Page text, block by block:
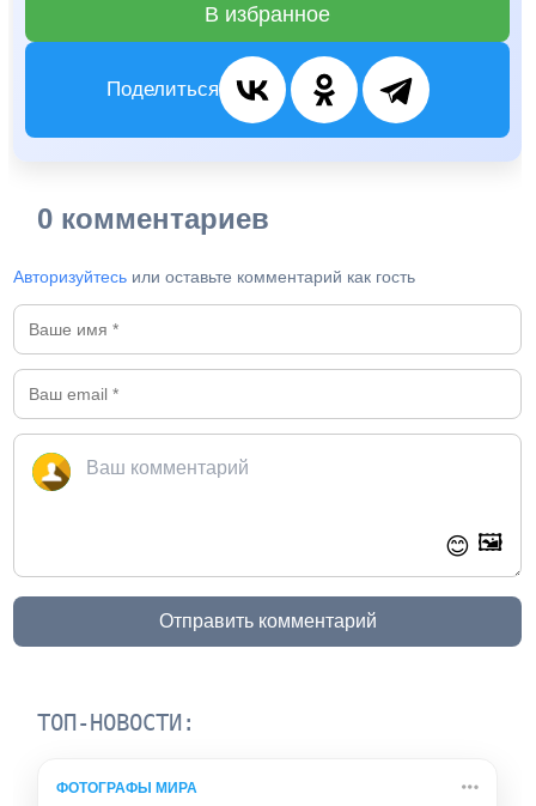
В избранное
Поделиться
0 комментариев
Авторизуйтесь или оставьте комментарий как гость
😊 🖼️
Отправить комментарий
ТОП-НОВОСТИ:
ФОТОГРАФЫ МИРА